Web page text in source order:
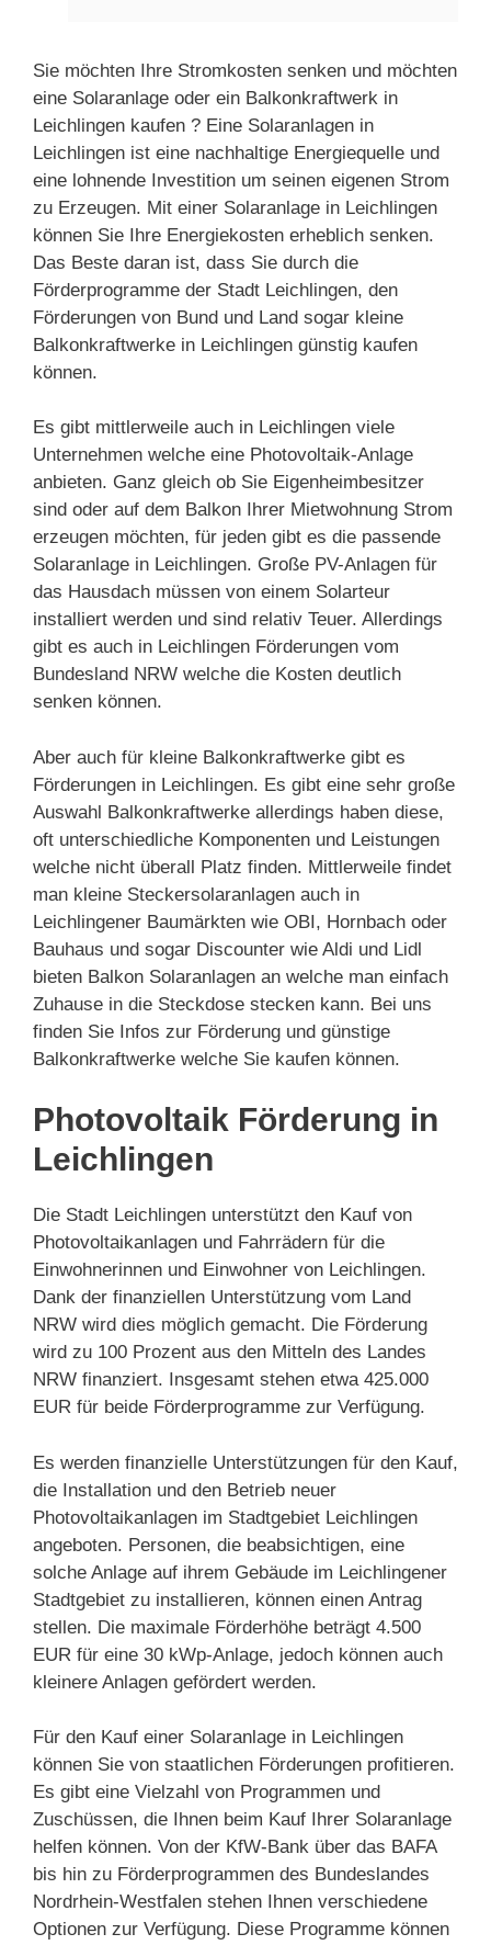
Sie möchten Ihre Stromkosten senken und möchten
eine Solaranlage oder ein Balkonkraftwerk in
Leichlingen kaufen ? Eine Solaranlagen in
Leichlingen ist eine nachhaltige Energiequelle und
eine lohnende Investition um seinen eigenen Strom
zu Erzeugen. Mit einer Solaranlage in Leichlingen
können Sie Ihre Energiekosten erheblich senken.
Das Beste daran ist, dass Sie durch die
Förderprogramme der Stadt Leichlingen, den
Förderungen von Bund und Land sogar kleine
Balkonkraftwerke in Leichlingen günstig kaufen
können.
Es gibt mittlerweile auch in Leichlingen viele
Unternehmen welche eine Photovoltaik-Anlage
anbieten. Ganz gleich ob Sie Eigenheimbesitzer
sind oder auf dem Balkon Ihrer Mietwohnung Strom
erzeugen möchten, für jeden gibt es die passende
Solaranlage in Leichlingen. Große PV-Anlagen für
das Hausdach müssen von einem Solarteur
installiert werden und sind relativ Teuer. Allerdings
gibt es auch in Leichlingen Förderungen vom
Bundesland NRW welche die Kosten deutlich
senken können.
Aber auch für kleine Balkonkraftwerke gibt es
Förderungen in Leichlingen. Es gibt eine sehr große
Auswahl Balkonkraftwerke allerdings haben diese,
oft unterschiedliche Komponenten und Leistungen
welche nicht überall Platz finden. Mittlerweile findet
man kleine Steckersolaranlagen auch in
Leichlingener Baumärkten wie OBI, Hornbach oder
Bauhaus und sogar Discounter wie Aldi und Lidl
bieten Balkon Solaranlagen an welche man einfach
Zuhause in die Steckdose stecken kann. Bei uns
finden Sie Infos zur Förderung und günstige
Balkonkraftwerke welche Sie kaufen können.
Photovoltaik Förderung in
Leichlingen
Die Stadt Leichlingen unterstützt den Kauf von
Photovoltaikanlagen und Fahrrädern für die
Einwohnerinnen und Einwohner von Leichlingen.
Dank der finanziellen Unterstützung vom Land
NRW wird dies möglich gemacht. Die Förderung
wird zu 100 Prozent aus den Mitteln des Landes
NRW finanziert. Insgesamt stehen etwa 425.000
EUR für beide Förderprogramme zur Verfügung.
Es werden finanzielle Unterstützungen für den Kauf,
die Installation und den Betrieb neuer
Photovoltaikanlagen im Stadtgebiet Leichlingen
angeboten. Personen, die beabsichtigen, eine
solche Anlage auf ihrem Gebäude im Leichlingener
Stadtgebiet zu installieren, können einen Antrag
stellen. Die maximale Förderhöhe beträgt 4.500
EUR für eine 30 kWp-Anlage, jedoch können auch
kleinere Anlagen gefördert werden.
Für den Kauf einer Solaranlage in Leichlingen
können Sie von staatlichen Förderungen profitieren.
Es gibt eine Vielzahl von Programmen und
Zuschüssen, die Ihnen beim Kauf Ihrer Solaranlage
helfen können. Von der KfW-Bank über das BAFA
bis hin zu Förderprogrammen des Bundeslandes
Nordrhein-Westfalen stehen Ihnen verschiedene
Optionen zur Verfügung. Diese Programme können